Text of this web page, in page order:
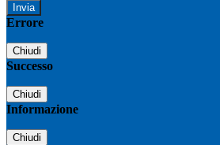
Errore
Chiudi
Successo
Chiudi
Informazione
Chiudi